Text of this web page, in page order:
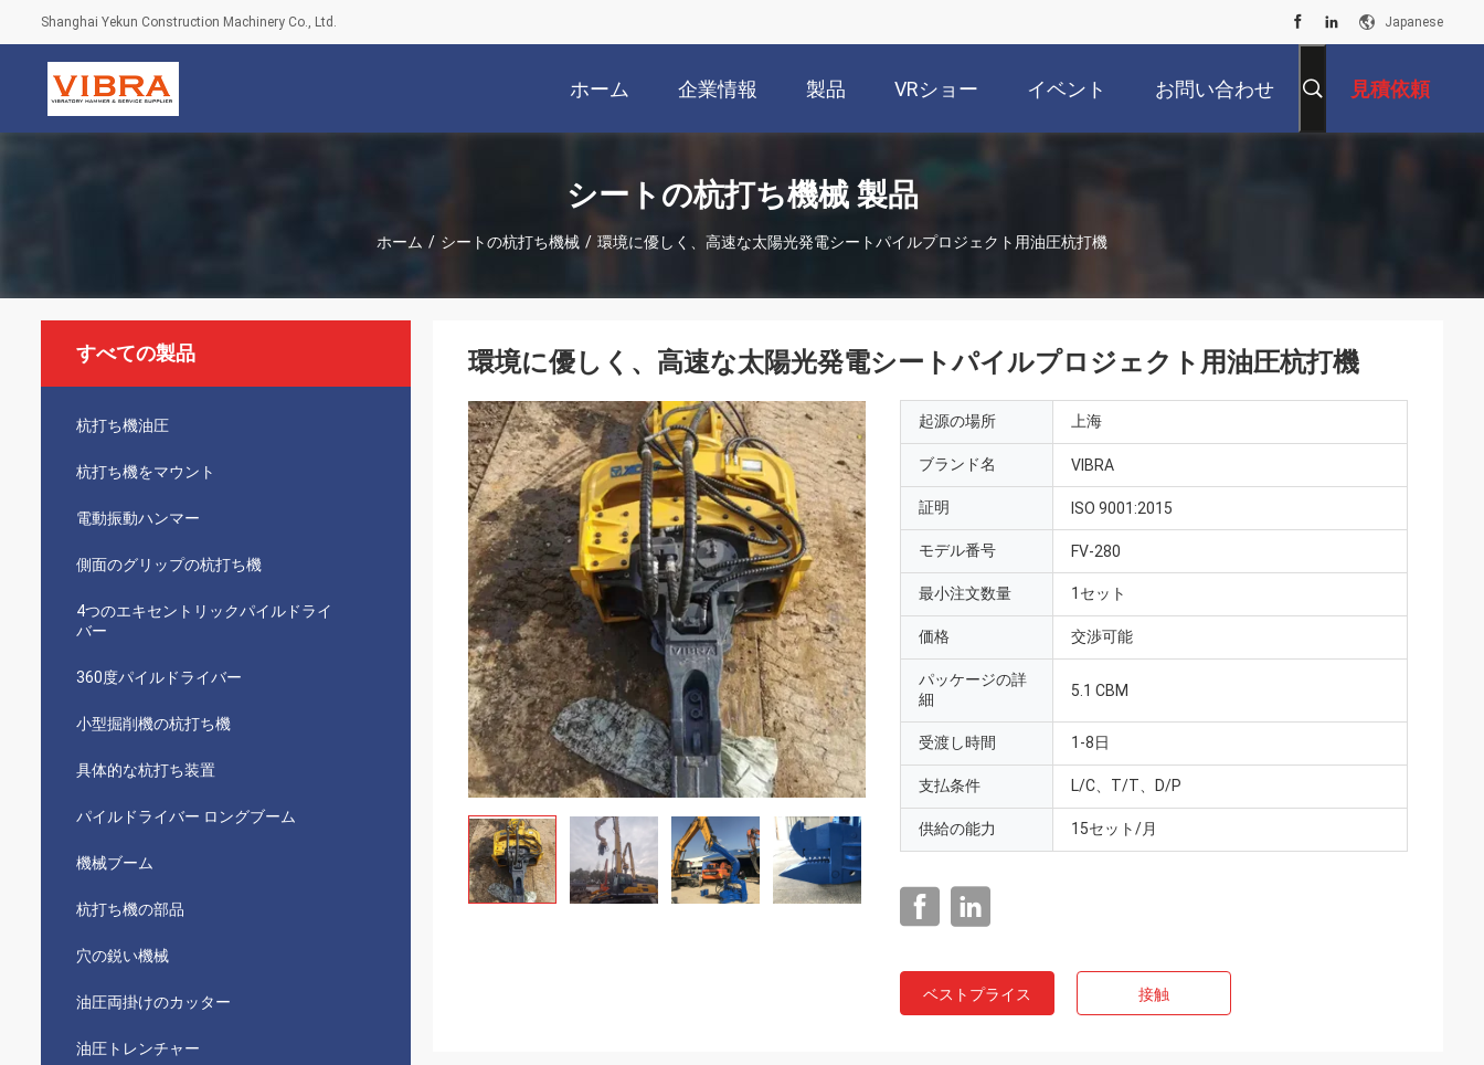
Shanghai Yekun Construction Machinery Co., Ltd. Japanese
ホーム 企業情報 製品 VRショー イベント お問い合わせ 見積依頼
シートの杭打ち機械 製品
ホーム / シートの杭打ち機械 / 環境に優しく、高速な太陽光発電シートパイルプロジェクト用油圧杭打機
すべての製品
杭打ち機油圧
杭打ち機をマウント
電動振動ハンマー
側面のグリップの杭打ち機
4つのエキセントリックパイルドライ
バー
360度パイルドライバー
小型掘削機の杭打ち機
具体的な杭打ち装置
パイルドライバー ロングブーム
機械ブーム
杭打ち機の部品
穴の鋭い機械
油圧両掛けのカッター
油圧トレンチャー
環境に優しく、高速な太陽光発電シートパイルプロジェクト用油圧杭打機
起源の場所 上海
ブランド名 VIBRA
証明 ISO 9001:2015
モデル番号 FV-280
最小注文数量 1セット
価格 交渉可能
パッケージの詳
細
5.1 CBM
受渡し時間 1-8日
支払条件 L/C、T/T、D/P
供給の能力 15セット/月
ベストプライス 接触